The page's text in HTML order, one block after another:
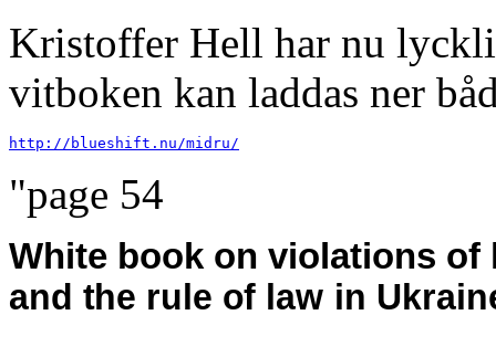
Kristoffer Hell har nu
vitboken kan laddas ner
http://blueshift.nu/midru/
"page 54
White book on violations of
and the rule of law in